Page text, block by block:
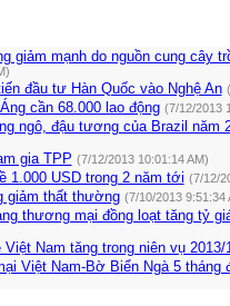
giảm mạnh do nguồn cung cây
đầu tư Hàn Quốc vào Nghệ An
cần 68.000 lao động (7/12/2013
ngô, đậu tương của Brazil năm
gia TPP (7/12/2013 10:01:14 AM)
1.000 USD trong 2 năm tới (7/12/
giảm thất thường (7/10/2013 9:51:34
thương mại đồng loạt tăng tỷ
Nam tăng trong niên vụ 2013/
Việt Nam-Bờ Biển Ngà 5 tháng